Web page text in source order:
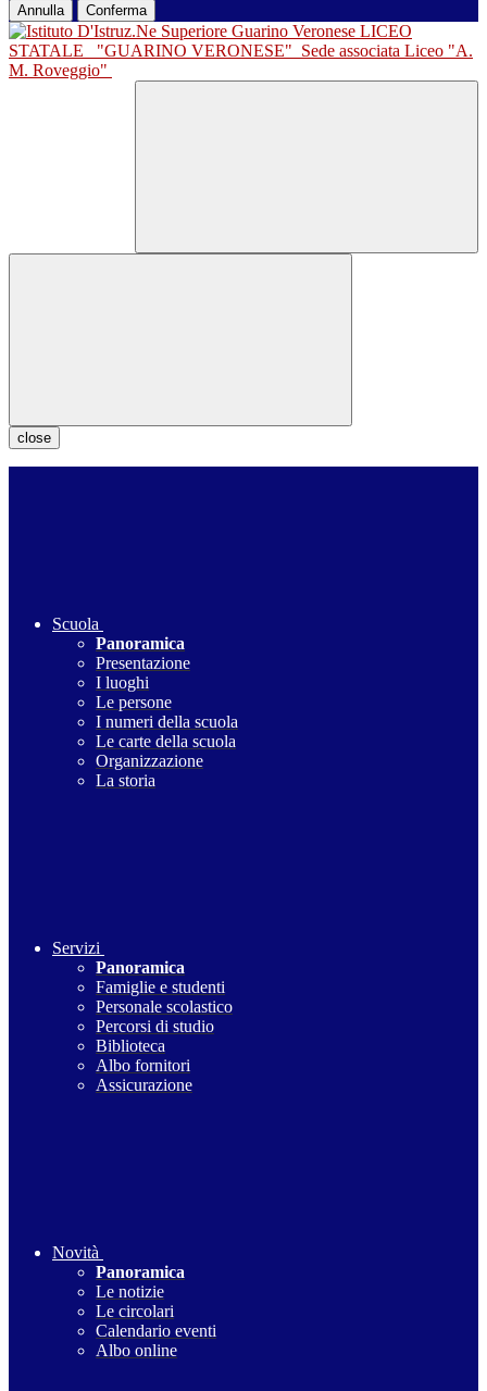
Annulla Conferma
LICEO
STATALE
"GUARINO VERONESE" Sede associata Liceo "A.
M. Roveggio"
close
Scuola
Panoramica
Presentazione
I luoghi
Le persone
I numeri della scuola
Le carte della scuola
Organizzazione
La storia
Servizi
Panoramica
Famiglie e studenti
Personale scolastico
Percorsi di studio
Biblioteca
Albo fornitori
Assicurazione
Novità
Panoramica
Le notizie
Le circolari
Calendario eventi
Albo online